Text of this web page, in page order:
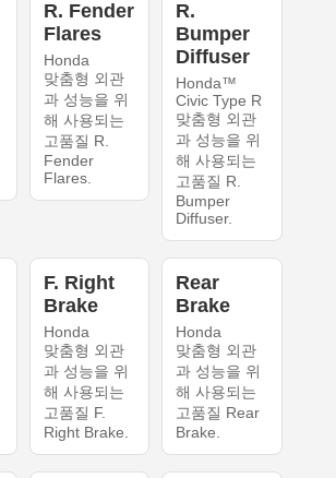
R. Fender
Flares
Honda
맞춤형 외관
과 성능을 위
해 사용되는
고품질 R.
Fender
Flares.
R.
Bumper
Diffuser
Honda™
Civic Type R
맞춤형 외관
과 성능을 위
해 사용되는
고품질 R.
Bumper
Diffuser.
F. Right
Brake
Honda
맞춤형 외관
과 성능을 위
해 사용되는
고품질 F.
Right Brake.
Rear
Brake
Honda
맞춤형 외관
과 성능을 위
해 사용되는
고품질 Rear
Brake.